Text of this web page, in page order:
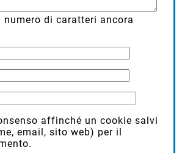
numero di caratteri ancora
affinché un cookie salvi
email, sito web) per il